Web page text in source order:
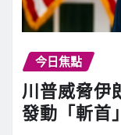
今日焦點
川普威脅伊
發動「斬首